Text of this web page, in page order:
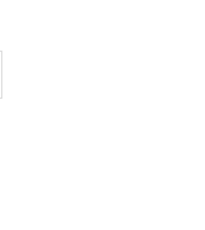
Twitter)
par email